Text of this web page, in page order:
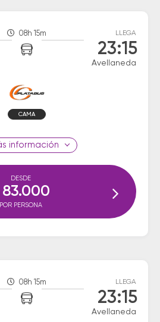
08h 15m LLEGA
23:15
Avellaneda
CAMA
información
DESDE
83.000
POR PERSONA
08h 15m LLEGA
23:15
Avellaneda